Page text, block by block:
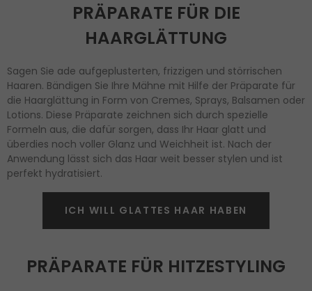
PRÄPARATE FÜR DIE
HAARGLÄTTUNG
Sagen Sie ade aufgeplusterten, frizzigen und störrischen
Haaren. Bändigen Sie Ihre Mähne mit Hilfe der Präparate für
die Haarglättung in Form von Cremes, Sprays, Balsamen oder
Lotions. Diese Präparate zeichnen sich durch spezielle
Formeln aus, die dafür sorgen, dass Ihr Haar glatt und
überdies noch voller Glanz und Weichheit ist. Nach der
Anwendung lässt sich das Haar weit besser stylen und ist
perfekt hydratisiert.
ICH WILL GLATTES HAAR HABEN
PRÄPARATE FÜR HITZESTYLING